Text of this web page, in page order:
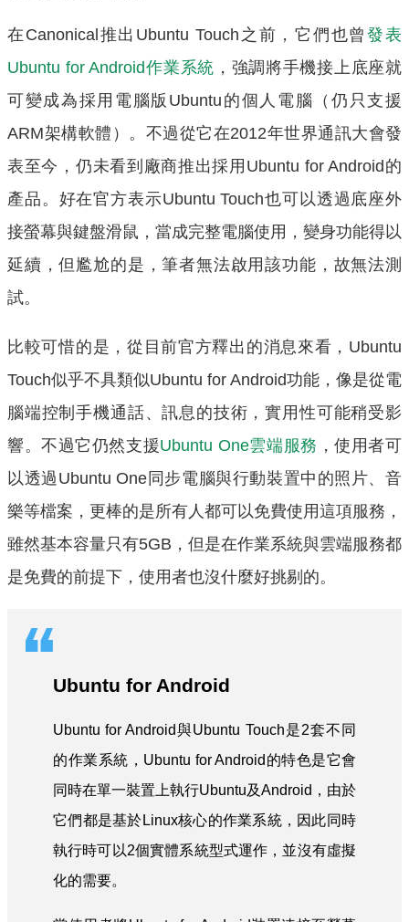
在Canonical推出Ubuntu Touch之前，它們也曾發表
Ubuntu for Android作業系統 ，強調將手機接上底座就
可變成為採用電腦版Ubuntu的個人電腦（仍只支援
ARM架構軟體）。不過從它在2012年世界通訊大會發
表至今，仍未看到廠商推出採用Ubuntu for Android的
產品。好在官方表示Ubuntu Touch也可以透過底座外
接螢幕與鍵盤滑鼠，當成完整電腦使用，變身功能得以
延續，但尷尬的是，筆者無法啟用該功能，故無法測
試。
比較可惜的是，從目前官方釋出的消息來看，Ubuntu
Touch似乎不具類似Ubuntu for Android功能，像是從電
腦端控制手機通話、訊息的技術，實用性可能稍受影
響。不過它仍然支援Ubuntu One雲端服務 ，使用者可
以透過Ubuntu One同步電腦與行動裝置中的照片、音
樂等檔案，更棒的是所有人都可以免費使用這項服務，
雖然基本容量只有5GB，但是在作業系統與雲端服務都
是免費的前提下，使用者也沒什麼好挑剔的。
Ubuntu for Android
Ubuntu for Android與Ubuntu Touch是2套不同
的作業系統，Ubuntu for Android的特色是它會
同時在單一裝置上執行Ubuntu及Android，由於
它們都是基於Linux核心的作業系統，因此同時
執行時可以2個實體系統型式運作，並沒有虛擬
化的需要。